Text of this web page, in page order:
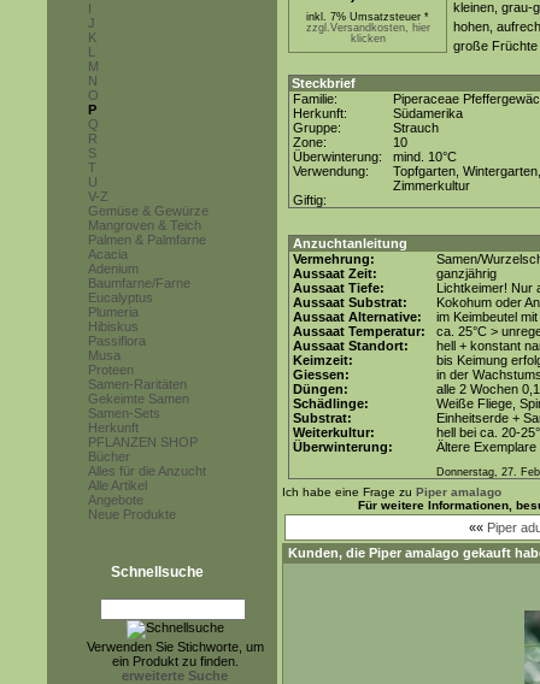
I
J
K
L
M
N
O
P
Q
R
S
T
U
V-Z
Gemüse & Gewürze
Mangroven & Teich
Palmen & Palmfarne
Acacia
Adenium
Baumfarne/Farne
Eucalyptus
Plumeria
Hibiskus
Passiflora
Musa
Proteen
Samen-Raritäten
Gekeimte Samen
Samen-Sets
Herkunft
PFLANZEN SHOP
Bücher
Alles für die Anzucht
Alle Artikel
Angebote
Neue Produkte
Schnellsuche
Verwenden Sie Stichworte, um
ein Produkt zu finden.
erweiterte Suche
inkl. 7% Umsatzsteuer *
zzgl.Versandkosten, hier
klicken
kleinen, grau-
hohen,
große Früchte
Steckbrief
Familie:
Piperaceae
Herkunft:
Südamerika
Gruppe:
Strauch
Zone:
10
Überwinterung:
mind. 10°C
Verwendung:
Topfgarten, Wintergarten,
Zimmerkultur
Giftig:
Anzuchtanleitung
Vermehrung:
Samen/
Aussaat Zeit:
ganzjährig
Aussaat Tiefe:
Lichtkeimer! Nur
Aussaat Substrat:
Kokohum oder
Aussaat Alternative:
im Keimbeutel
Aussaat Temperatur:
ca. 25°C >
Aussaat Standort:
hell + konstant
Keimzeit:
bis Keimung
Giessen:
in der
Düngen:
alle 2 Wochen
Schädlinge:
Weiße Fliege,
Substrat:
Einheitserde +
Weiterkultur:
hell bei ca. 20-
Überwinterung:
Ältere Exemplare
Donnerstag, 27.
Ich habe eine Frage zu Piper amalago
Für weitere Informationen,
«« Piper
Kunden, die Piper amalago gekauft